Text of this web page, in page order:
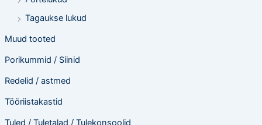
Tagaukse lukud
Muud tooted
Porikummid / Siinid
Redelid / astmed
Tööriistakastid
Tuled / Tuletalad / Tulekonsoolid